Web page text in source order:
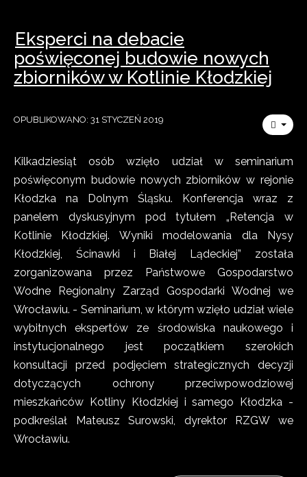
Eksperci na debacie
poświęconej budowie nowych
zbiorników w Kotlinie Kłodzkiej
OPUBLIKOWANO: 31 STYCZEŃ 2019
Kilkadziesiąt osób wzięło udział w seminarium
poświęconym budowie nowych zbiorników w rejonie
Kłodzka na Dolnym Śląsku. Konferencja wraz z
panelem dyskusyjnym pod tytułem „Retencja w
Kotlinie Kłodzkiej. Wyniki modelowania dla Nysy
Kłodzkiej, Ścinawki i Białej Lądeckiej” została
zorganizowana przez Państwowe Gospodarstwo
Wodne Regionalny Zarząd Gospodarki Wodnej we
Wrocławiu. - Seminarium, w którym wzięło udział wiele
wybitnych ekspertów ze środowiska naukowego i
instytucjonalnego jest początkiem szerokich
konsultacji przed podjęciem strategicznych decyzji
dotyczących ochrony przeciwpowodziowej
mieszkańców Kotliny Kłodzkiej i samego Kłodzka -
podkreślał Mateusz Surowski, dyrektor RZGW we
Wrocławiu.